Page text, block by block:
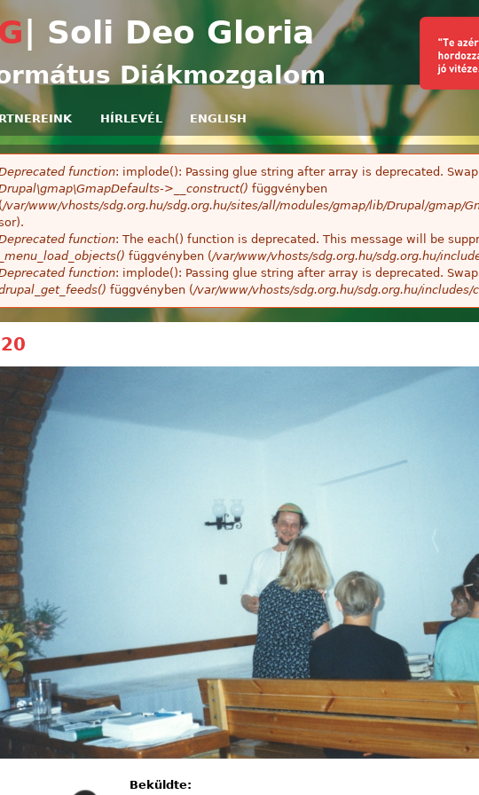
| Soli Deo Gloria
Diákmozgalom
HÍRLEVÉL ENGLISH
function: implode(): Passing glue string after array is deprecated.
>__construct() függvényben
(/var/www/vhosts/sdg.org.hu/sdg.org.hu/sites/all/modules/gmap/lib/Drupal/gmap/
function: The each() function is deprecated. This message will be
_menu_load_objects() függvényben (/var/www/vhosts/sdg.org.hu/sdg.org.hu/
function: implode(): Passing glue string after array is deprecated.
függvényben (/var/www/vhosts/sdg.org.hu/sdg.org.hu/includes/
Beküldte: